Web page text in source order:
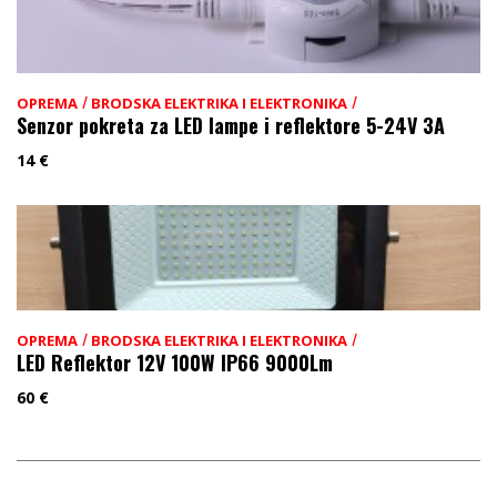
OPREMA / BRODSKA ELEKTRIKA I ELEKTRONIKA /
Senzor pokreta za LED lampe i reflektore 5-24V 3A
14 €
OPREMA / BRODSKA ELEKTRIKA I ELEKTRONIKA /
LED Reflektor 12V 100W IP66 9000Lm
60 €